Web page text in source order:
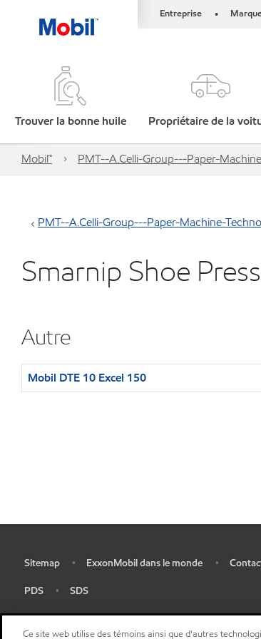
Entreprise •
Trouver la bonne huile Propriétaire de la
Mobil™ PMT--A.Celli-Group---Paper-
PMT--A.Celli-Group---Paper-Machine-
Smarnip Shoe Press
Autre
Mobil DTE 10 Excel 150
Sitemap • ExxonMobil dans le monde •
PDS • SDS
Ce site web utilise des témoins ainsi que d'autres